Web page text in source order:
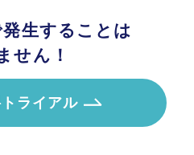
生することは
せん！
ライアル